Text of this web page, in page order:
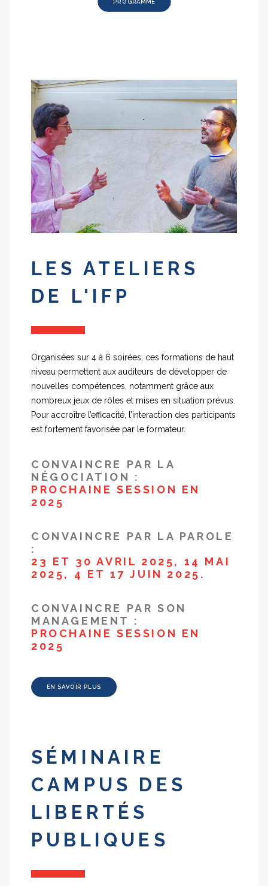
PROGRAMME
LES ATELIERS
DE L'IFP
Organisées sur 4 à 6 soirées, ces formations de haut
niveau permettent aux auditeurs de développer de
nouvelles compétences, notamment grâce aux
nombreux jeux de rôles et mises en situation prévus.
Pour accroître l’efficacité, l’interaction des participants
est fortement favorisée par le formateur.
CONVAINCRE PAR LA
NÉGOCIATION :
PROCHAINE SESSION EN
2025
CONVAINCRE PAR LA PAROLE
:
23 ET 30 AVRIL 2025, 14 MAI
2025, 4 ET 17 JUIN 2025.
CONVAINCRE PAR SON
MANAGEMENT :
PROCHAINE SESSION EN
2025
EN SAVOIR PLUS
SÉMINAIRE
CAMPUS DES
LIBERTÉS
PUBLIQUES